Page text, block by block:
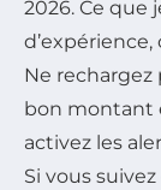
2026. Ce que
d’expérience,
Ne rechargez
bon montant
activez les
Si vous